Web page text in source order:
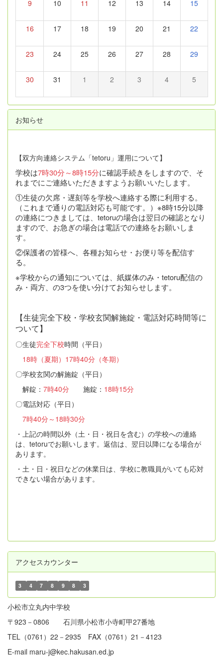
9 10 11 12 13 14 15
16 17 18 19 20 21 22
23 24 25 26 27 28 29
30 31 1 2 3 4 5
お知らせ
【双方向連絡システム「tetoru」運用について】
学校は7時30分～8時15分に確認手続きをしますので、そ
れまでにご連絡いただきますようお願いいたします。
①生徒の欠席・遅刻等を学校へ連絡する際に利用する。
（これまで通りの電話対応も可能です。）※8時15分以降
の連絡につきましては、tetoruの場合は翌日の確認となり
ますので、お急ぎの場合は電話での連絡をお願いしま
す。
②保護者の皆様へ、各種お知らせ・お便り等を配信す
る。
※学校からの通知については、紙媒体のみ・tetoru配信の
み・両方、の3つを使い分けてお知らせします。
【生徒完全下校・学校玄関解施錠・電話対応時間等に
ついて】
〇生徒完全下校時間（平日）
18時（夏期）17時40分（冬期）
〇学校玄関の解施錠（平日）
解錠： 7時40分 施錠： 18時15分
〇電話対応（平日）
7時40分～18時30分
・上記の時間以外（土・日・祝日を含む）の学校への連絡
は、tetoruでお願いします。返信は、翌日以降になる場合が
あります。
・土・日・祝日などの休業日は、学校に教職員がいても応対
できない場合があります。
アクセスカウンター
3 4 7 8 9 8 3
小松市立丸内中学校
〒923－0806 石川県小松市小寺町甲27番地
TEL（0761）22－2935 FAX（0761）21－4123
E-mail maru-j@kec.hakusan.ed.jp